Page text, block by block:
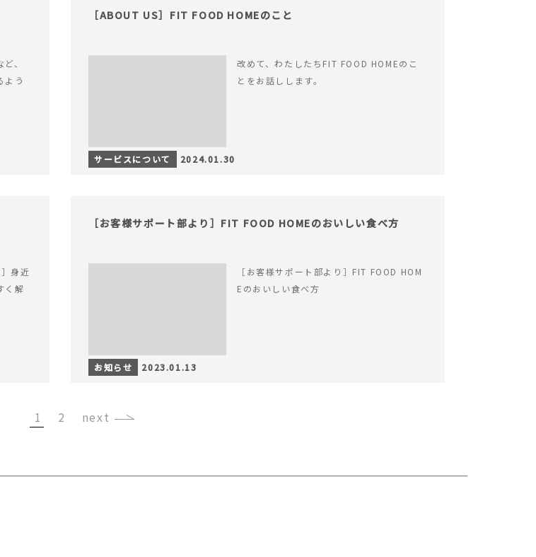
、
よう
［ABOUT US］FIT FOOD HOMEのこと
改めて、わたしたちFIT FOOD HOMEのこ
とをお話しします。
サービスについて 2024.01.30
身近
く解
［お客様サポート部より］FIT FOOD HOMEのおいしい食べ方
［お客様サポート部より］FIT FOOD HOM
Eのおいしい食べ方
お知らせ 2023.01.13
1 2 ›